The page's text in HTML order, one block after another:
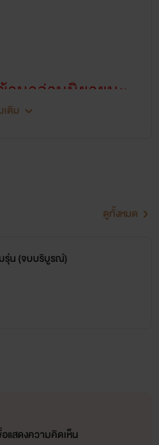
นายดีทุกอย่าง ฉลาดเฉลียว มี
ด้เป็นอย่างดี แต่เรื่องชีวิตรัก
เพราะการแต่งตัวเกินอายุไป
นสนิทกับไตรภพ กอดคอเป็น
ลยพยยามมองหาคนที่ใช่มา
ทั้งที่อีกฝ่ายไม่ได้มีส่วนไหนตรง
มาอ่านนิยายนะ
บบ 555
ามผลงาน กลัว
พูดคุยกันได้ที่
เติม
ดูทั้งหมด
รุ่น (จบบริบูรณ์)
แสดงความคิดเห็น